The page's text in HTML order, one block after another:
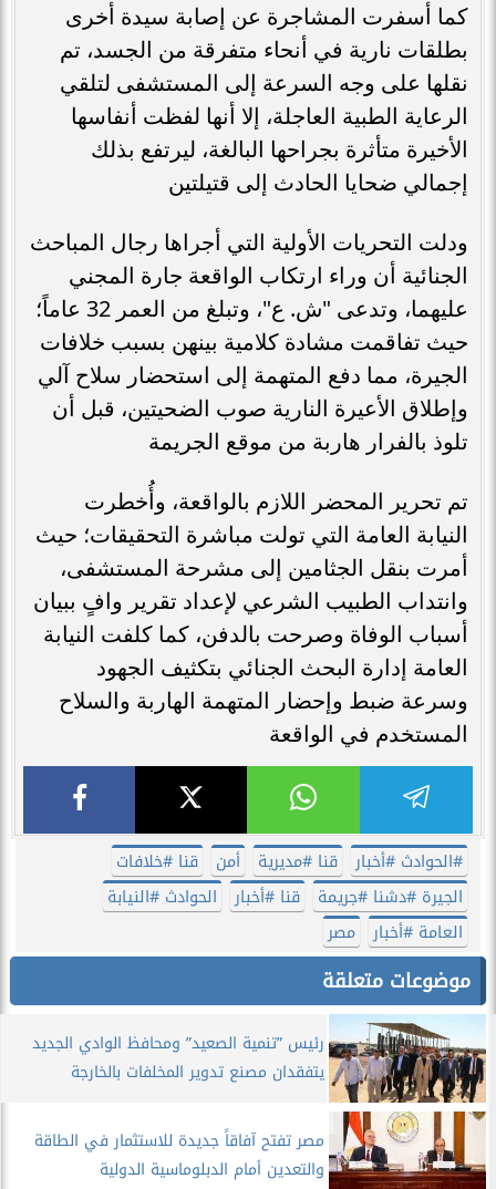
كما أسفرت المشاجرة عن إصابة سيدة أخرى
بطلقات نارية في أنحاء متفرقة من الجسد، تم
نقلها على وجه السرعة إلى المستشفى لتلقي
الرعاية الطبية العاجلة، إلا أنها لفظت أنفاسها
الأخيرة متأثرة بجراحها البالغة، ليرتفع بذلك
إجمالي ضحايا الحادث إلى قتيلتين
​ودلت التحريات الأولية التي أجراها رجال المباحث
الجنائية أن وراء ارتكاب الواقعة جارة المجني
عليهما، وتدعى "ش. ع"، وتبلغ من العمر 32 عاماً؛
حيث تفاقمت مشادة كلامية بينهن بسبب خلافات
الجيرة، مما دفع المتهمة إلى استحضار سلاح آلي
وإطلاق الأعيرة النارية صوب الضحيتين، قبل أن
تلوذ بالفرار هاربة من موقع الجريمة
تم تحرير المحضر اللازم بالواقعة، وأُخطرت
النيابة العامة التي تولت مباشرة التحقيقات؛ حيث
أمرت بنقل الجثامين إلى مشرحة المستشفى،
وانتداب الطبيب الشرعي لإعداد تقرير وافٍ ببيان
أسباب الوفاة وصرحت بالدفن، كما كلفت النيابة
العامة إدارة البحث الجنائي بتكثيف الجهود
وسرعة ضبط وإحضار المتهمة الهاربة والسلاح
المستخدم في الواقعة
#الحوادث #أخبار قنا #مديرية أمن
قنا #خلافات
الجيرة #دشنا #جريمة
قنا #أخبار
الحوادث #النيابة
العامة #أخبار
مصر
موضوعات متعلقة
​رئيس ”تنمية الصعيد” ومحافظ الوادي الجديد
يتفقدان مصنع تدوير المخلفات بالخارجة
​مصر تفتح آفاقاً جديدة للاستثمار في الطاقة
والتعدين أمام الدبلوماسية الدولية